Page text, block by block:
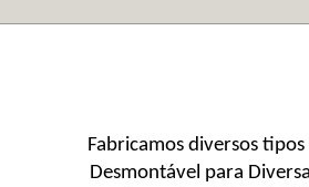
Fabricamos diversos
Desmontável para